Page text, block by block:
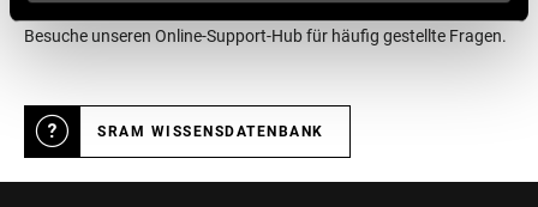
Besuche unseren Online-Support-Hub für häufig gestellte Fragen.
SRAM WISSENSDATENBANK